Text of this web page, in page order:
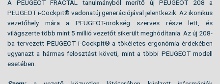
A PEUGEOT FRACTAL tanulmányból merítő új PEUGEOT 208 a
PEUGEOT i-Cockpit® vadonatúj generációjával jelentkezik. Az ikonikus
vezetőhely mára a PEUGEOT-örökség szerves része lett, és
világszerte több mint 5 millió vezetőt sikerült meghódítania. Az új 208-
ba tervezett PEUGEOT i-Cockpit® a tökéletes ergonómia érdekében
ugyanazt a hármas felosztást követi, mint a többi PEUGEOT modell
esetében.